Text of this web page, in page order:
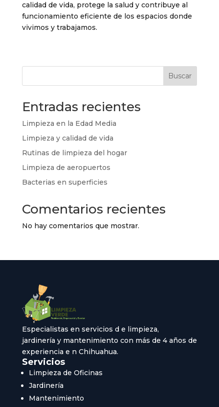
calidad de vida, protege la salud y contribuye al
funcionamiento eficiente de los espacios donde
vivimos y trabajamos.
Buscar
Entradas recientes
Limpieza en la Edad Media
Limpieza y calidad de vida
Rutinas de limpieza del hogar
Limpieza de aeropuertos
Bacterias en superficies
Comentarios recientes
No hay comentarios que mostrar.
Especialistas en servicios d e limpieza,
jardinería y mantenimiento con más de 4 años de
experiencia e n Chihuahua.
Servicios
Limpieza de Oficinas
Jardinería
Mantenimiento